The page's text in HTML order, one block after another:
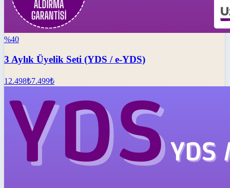
%40
3 Aylık Üyelik Seti (YDS / e-YDS)
12.498₺7.499₺